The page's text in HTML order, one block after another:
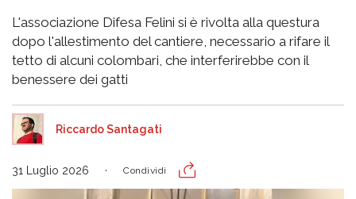
L'associazione Difesa Felini si è rivolta alla questura
dopo l'allestimento del cantiere, necessario a rifare il
tetto di alcuni colombari, che interferirebbe con il
benessere dei gatti
Riccardo Santagati
31 Luglio 2026 Condividi